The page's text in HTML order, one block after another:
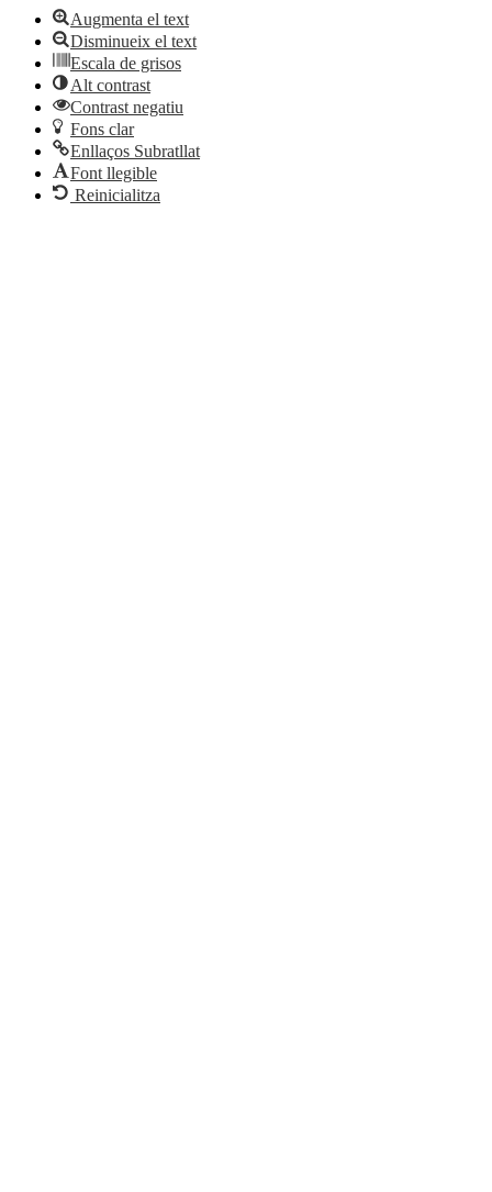
Augmenta el text
Disminueix el text
Escala de grisos
Alt contrast
Contrast negatiu
Fons clar
Enllaços Subratllat
Font llegible
Reinicialitza